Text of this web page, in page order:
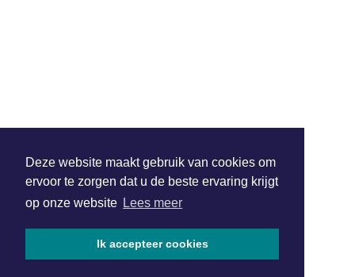
Deze website maakt gebruik van cookies om
ervoor te zorgen dat u de beste ervaring krijgt
op onze website Lees meer
Ik accepteer cookies